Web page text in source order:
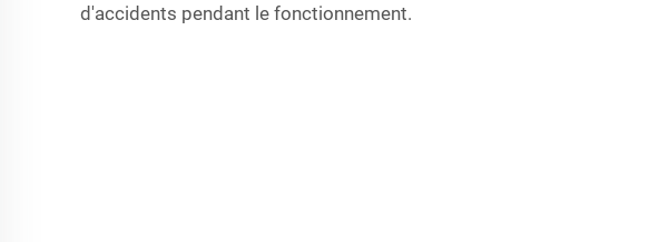
d'accidents pendant le fonctionnement.